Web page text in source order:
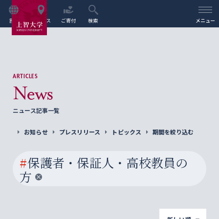
言語 アクセス ご寄付 検索 メニュー
ARTICLES
News
ニュース記事一覧
お知らせ プレスリリース トピックス 期間を絞り込む
#保護者・保証人・高校教員の
方